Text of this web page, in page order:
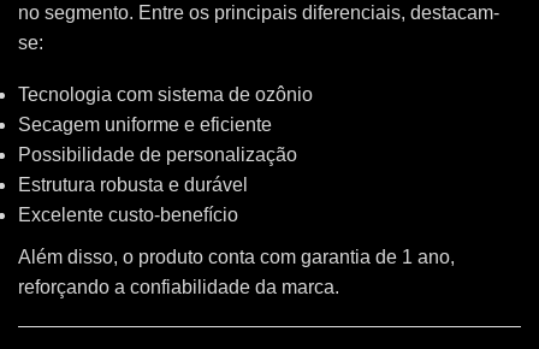
no segmento. Entre os principais diferenciais, destacam-
se:
Tecnologia com sistema de ozônio
Secagem uniforme e eficiente
Possibilidade de personalização
Estrutura robusta e durável
Excelente custo-benefício
Além disso, o produto conta com garantia de 1 ano,
reforçando a confiabilidade da marca.